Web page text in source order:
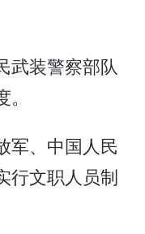
武装警察部队
、中国人民
行文职人员制